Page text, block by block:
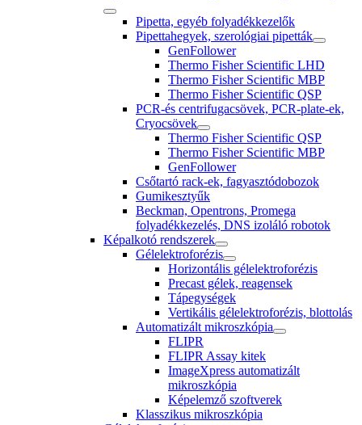
Pipetta, egyéb folyadékkezelők
Pipettahegyek, szerológiai pipetták
GenFollower
Thermo Fisher Scientific LHD
Thermo Fisher Scientific MBP
Thermo Fisher Scientific QSP
PCR-és centrifugacsövek, PCR-plate-ek,
Cryocsövek
Thermo Fisher Scientific QSP
Thermo Fisher Scientific MBP
GenFollower
Csőtartó rack-ek, fagyasztódobozok
Gumikesztyűk
Beckman, Opentrons, Promega
folyadékkezelés, DNS izoláló robotok
Képalkotó rendszerek
Gélelektroforézis
Horizontális gélelektroforézis
Precast gélek, reagensek
Tápegységek
Vertikális gélelektroforézis, blottolás
Automatizált mikroszkópia
FLIPR
FLIPR Assay kitek
ImageXpress automatizált
mikroszkópia
Képelemző szoftverek
Klasszikus mikroszkópia